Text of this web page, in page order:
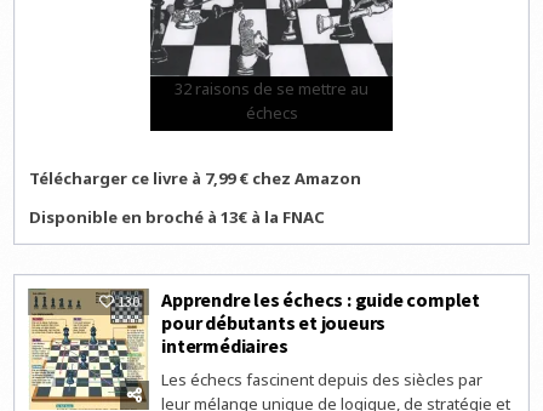
32 raisons de se mettre au
échecs
Télécharger ce livre à 7,99 € chez Amazon
Disponible en broché à 13€ à la FNAC
130
Apprendre les échecs : guide complet
pour débutants et joueurs
intermédiaires
Les échecs fascinent depuis des siècles par
leur mélange unique de logique, de stratégie et